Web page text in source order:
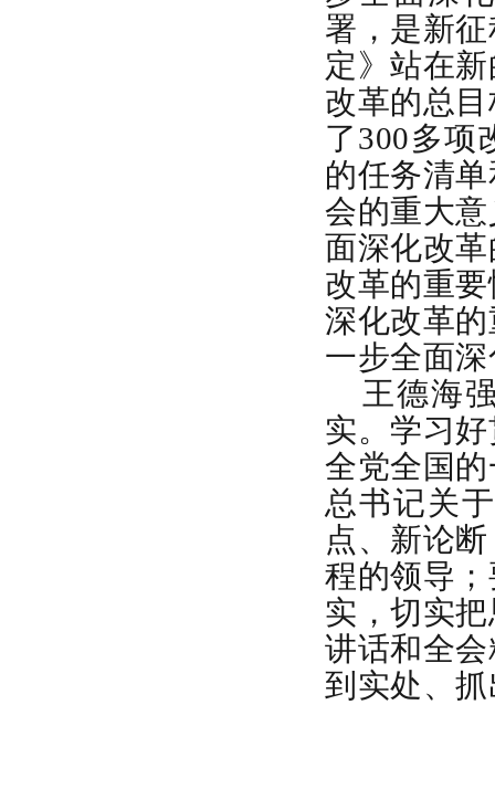
署，是新
定》站在
改革的总
了300多项
的任务清
会的重大
面深化改
改革的重
深化改革
一步全面
王德海
实。学习
全党全国
总书记关
点、新论
程的领导
实，切实
讲话和全
到实处、